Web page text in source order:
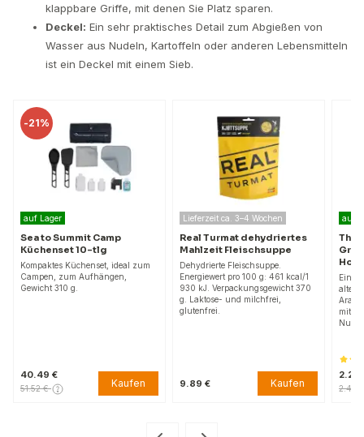
klappbare Griffe, mit denen Sie Platz sparen.
Deckel: Ein sehr praktisches Detail zum Abgießen von
Wasser aus Nudeln, Kartoffeln oder anderen Lebensmitteln
ist ein Deckel mit einem Sieb.
-21%
auf Lager
Sea to Summit Camp
Küchenset 10-tlg
Kompaktes Küchenset, ideal zum
Campen, zum Aufhängen,
Gewicht 310 g.
40.49 €
51.52 € Kaufen
Lieferzeit ca. 3–4 Wochen
Real Turmat dehydriertes
Mahlzeit Fleischsuppe
Dehydrierte Fleischsuppe.
Energiewert pro 100 g: 461 kcal/1
930 kJ. Verpackungsgewicht 370
g. Laktose- und milchfrei,
glutenfrei.
9.89 € Kaufen
auf
The
mit
2.24
2.43